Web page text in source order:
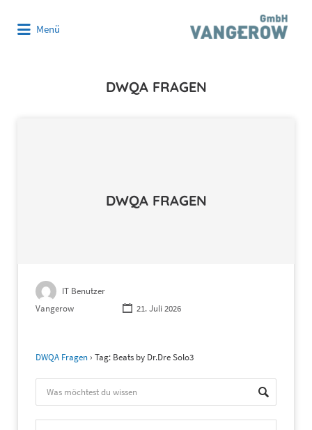
Menü
DWQA FRAGEN
DWQA FRAGEN
IT Benutzer
Vangerow
21. Juli 2026
DWQA Fragen › Tag: Beats by Dr.Dre Solo3